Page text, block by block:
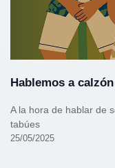
Hablemos a
A la hora de hablar de
tabúes
25/05/2025